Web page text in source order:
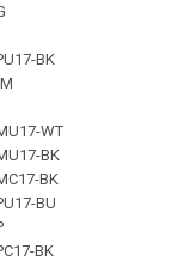
BK
WT
BK
BK
BU
BK